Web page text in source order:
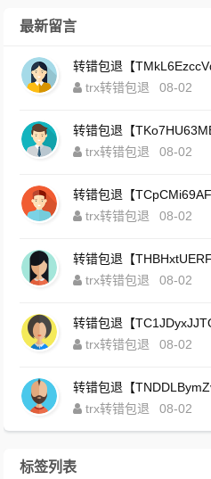
最新留言
trx转错包退
08-02
trx转错包退
08-02
trx转错包退
08-02
trx转错包退
08-02
trx转错包退
08-02
trx转错包退
08-02
标签列表